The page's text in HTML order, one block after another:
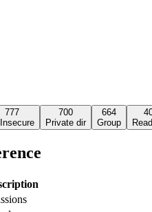
777
700
Private dir
664
Group